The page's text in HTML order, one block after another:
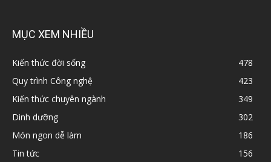
MỤC XEM NHIỀU
Kiến thức đời sống
478
Quy trình Công nghệ
423
Kiến thức chuyên ngành
349
Dinh dưỡng
302
Món ngon dễ làm
186
Tin tức
156